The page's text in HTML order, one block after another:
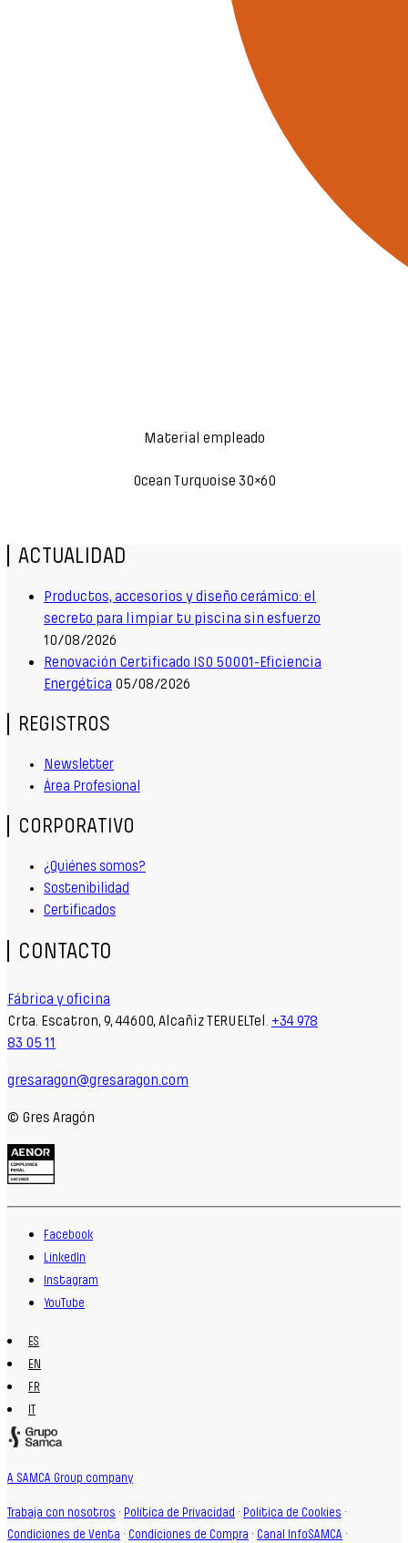
Material empleado
Ocean Turquoise 30×60
ACTUALIDAD
Productos, accesorios y diseño cerámico: el
secreto para limpiar tu piscina sin esfuerzo
10/08/2026
Renovación Certificado ISO 50001-Eficiencia
Energética 05/08/2026
REGISTROS
Newsletter
Área Profesional
CORPORATIVO
¿Quiénes somos?
Sostenibilidad
Certificados
CONTACTO
Fábrica y oficina
Crta. Escatron, 9, 44600, Alcañiz TERUELTel. +34 978
83 05 11
gresaragon@gresaragon.com
© Gres Aragón
Facebook
LinkedIn
Instagram
YouTube
ES
EN
FR
A SAMCA Group company
Trabaja con nosotros · Política de Privacidad · Política de Cookies ·
Condiciones de Venta · Condiciones de Compra · Canal InfoSAMCA ·